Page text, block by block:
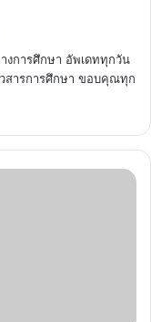
งการศึกษา อัพเดททุกวัน
สารการศึกษา ขอบคุณทุก